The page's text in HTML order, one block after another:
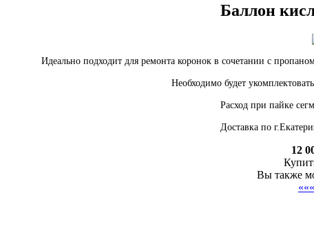
Баллон
Идеально подходит для ремонта коронок в сочетании с
Необходимо будет
Расход при пайке
Доставка по
12
Вы также
«««